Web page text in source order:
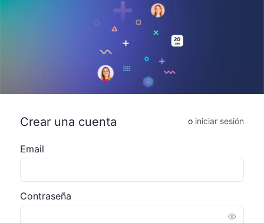
Crear una cuenta o iniciar sesión
Email
Contraseña